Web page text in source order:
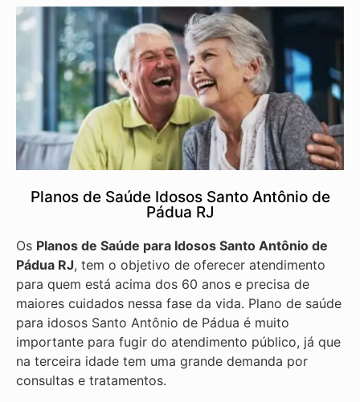
Planos de Saúde Idosos Santo Antônio de
Pádua RJ
Os Planos de Saúde para Idosos Santo Antônio de
Pádua RJ, tem o objetivo de oferecer atendimento
para quem está acima dos 60 anos e precisa de
maiores cuidados nessa fase da vida. Plano de saúde
para idosos Santo Antônio de Pádua é muito
importante para fugir do atendimento público, já que
na terceira idade tem uma grande demanda por
consultas e tratamentos.